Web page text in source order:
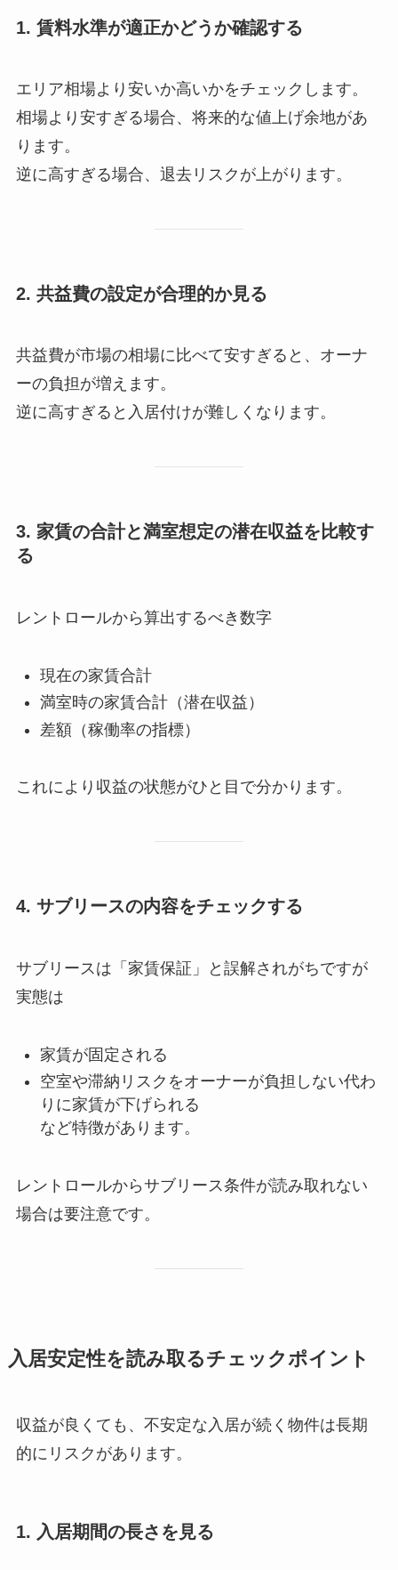
1. 賃料水準が適正かどうか確認する
エリア相場より安いか高いかをチェックします。
相場より安すぎる場合、将来的な値上げ余地があ
ります。
逆に高すぎる場合、退去リスクが上がります。
2. 共益費の設定が合理的か見る
共益費が市場の相場に比べて安すぎると、オーナ
ーの負担が増えます。
逆に高すぎると入居付けが難しくなります。
3. 家賃の合計と満室想定の潜在収益を比較す
る
レントロールから算出するべき数字
現在の家賃合計
満室時の家賃合計（潜在収益）
差額（稼働率の指標）
これにより収益の状態がひと目で分かります。
4. サブリースの内容をチェックする
サブリースは「家賃保証」と誤解されがちですが
実態は
家賃が固定される
空室や滞納リスクをオーナーが負担しない代わ
りに家賃が下げられる
など特徴があります。
レントロールからサブリース条件が読み取れない
場合は要注意です。
入居安定性を読み取るチェックポイント
収益が良くても、不安定な入居が続く物件は長期
的にリスクがあります。
1. 入居期間の長さを見る